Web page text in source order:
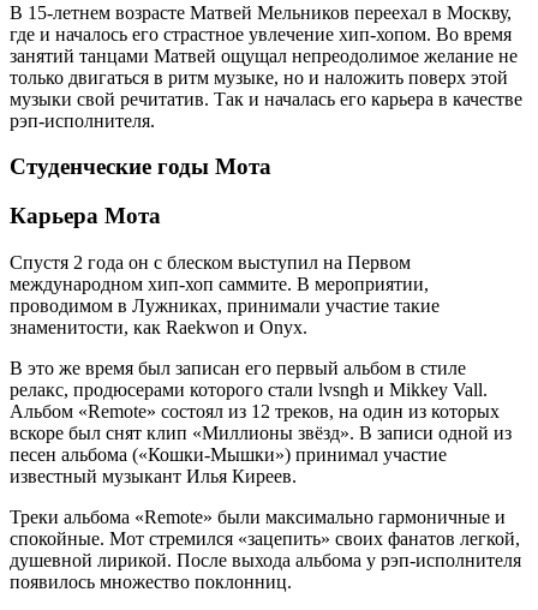
В 15-летнем возрасте Матвей Мельников переехал в Москву,
где и началось его страстное увлечение хип-хопом. Во время
занятий танцами Матвей ощущал непреодолимое желание не
только двигаться в ритм музыке, но и наложить поверх этой
музыки свой речитатив. Так и началась его карьера в качестве
рэп-исполнителя.
Студенческие годы Мота
Карьера Мота
Спустя 2 года он с блеском выступил на Первом
международном хип-хоп саммите. В мероприятии,
проводимом в Лужниках, принимали участие такие
знаменитости, как Raekwon и Onyx.
В это же время был записан его первый альбом в стиле
релакс, продюсерами которого стали lvsngh и Mikkey Vall.
Альбом «Remote» состоял из 12 треков, на один из которых
вскоре был снят клип «Миллионы звёзд». В записи одной из
песен альбома («Кошки-Мышки») принимал участие
известный музыкант Илья Киреев.
Треки альбома «Remote» были максимально гармоничные и
спокойные. Мот стремился «зацепить» своих фанатов легкой,
душевной лирикой. После выхода альбома у рэп-исполнителя
появилось множество поклонниц.